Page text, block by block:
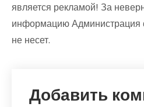
является рекламой! За
информацию Администрация
не несет.
Добавить